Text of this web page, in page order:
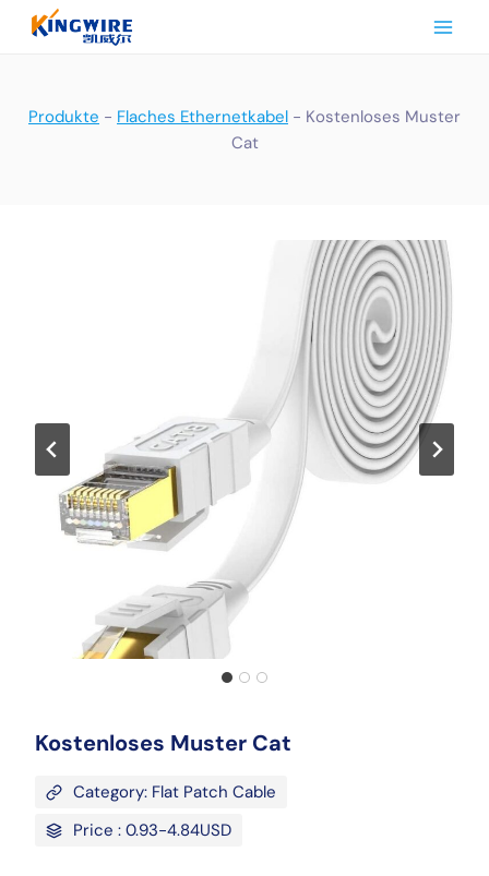
Inhalt
Produkte - Flaches Ethernetkabel - Kostenloses Muster
Cat
Kostenloses Muster Cat
Category: Flat Patch Cable
Price : 0.93-4.84USD